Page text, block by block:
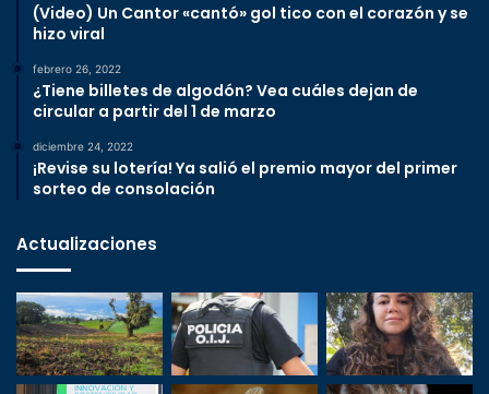
(Video) Un Cantor «cantó» gol tico con el corazón y se
hizo viral
febrero 26, 2022
¿Tiene billetes de algodón? Vea cuáles dejan de
circular a partir del 1 de marzo
diciembre 24, 2022
¡Revise su lotería! Ya salió el premio mayor del primer
sorteo de consolación
Actualizaciones